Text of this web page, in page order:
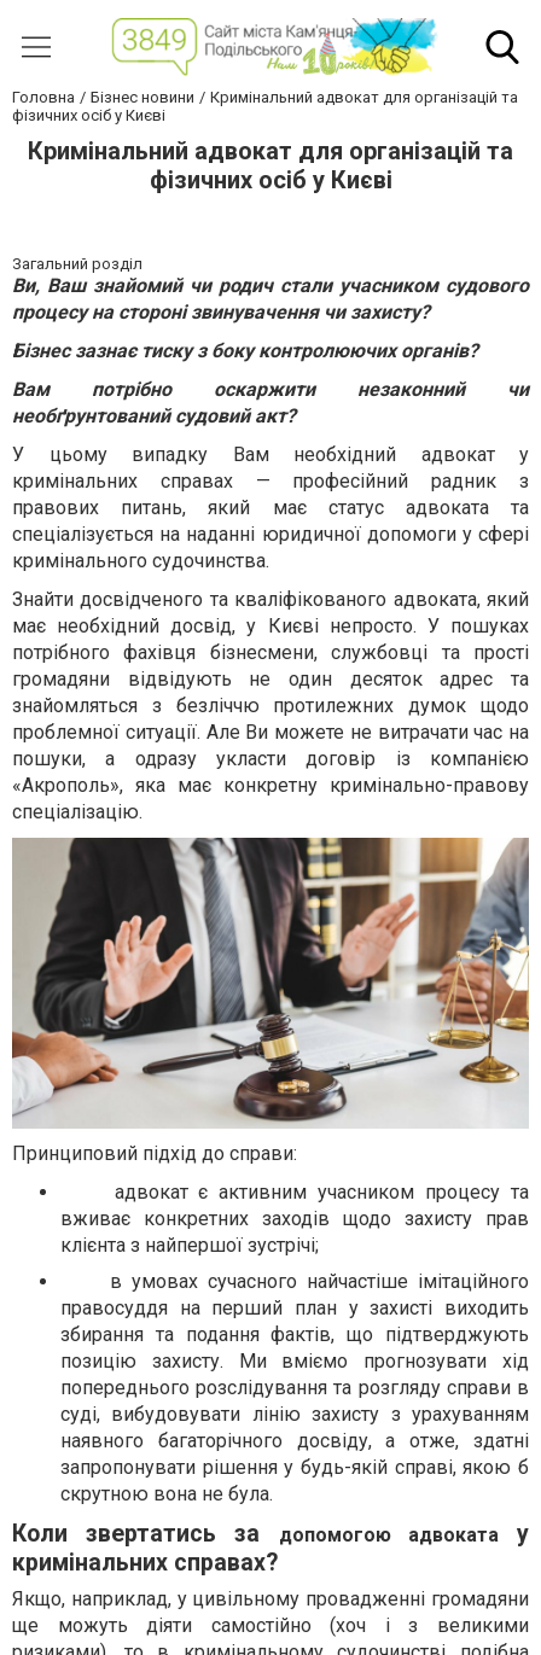
Головна Бізнес новини
Кримінальний адвокат для організацій та
фізичних осіб у Києві
Кримінальний адвокат для організацій та
фізичних осіб у Києві
Загальний розділ
Ви, Ваш знайомий чи родич стали учасником судового
процесу на стороні звинувачення чи захисту?
Бізнес зазнає тиску з боку контролюючих органів?
Вам потрібно оскаржити незаконний чи
необґрунтований судовий акт?
У цьому випадку Вам необхідний адвокат у
кримінальних справах — професійний радник з
правових питань, який має статус адвоката та
спеціалізується на наданні юридичної допомоги у сфері
кримінального судочинства.
Знайти досвідченого та кваліфікованого адвоката, який
має необхідний досвід, у Києві непросто. У пошуках
потрібного фахівця бізнесмени, службовці та прості
громадяни відвідують не один десяток адрес та
знайомляться з безліччю протилежних думок щодо
проблемної ситуації. Але Ви можете не витрачати час на
пошуки, а одразу укласти договір із компанією
«Акрополь», яка має конкретну кримінально-правову
спеціалізацію.
Принциповий підхід до справи:
адвокат є активним учасником процесу та
вживає конкретних заходів щодо захисту прав
клієнта з найпершої зустрічі;
в умовах сучасного найчастіше імітаційного
правосуддя на перший план у захисті виходить
збирання та подання фактів, що підтверджують
позицію захисту. Ми вміємо прогнозувати хід
попереднього розслідування та розгляду справи в
суді, вибудовувати лінію захисту з урахуванням
наявного багаторічного досвіду, а отже, здатні
запропонувати рішення у будь-якій справі, якою б
скрутною вона не була.
Коли звертатись за допомогою адвокатау
кримінальних справах?
Якщо, наприклад, у цивільному провадженні громадяни
ще можуть діяти самостійно (хоч і з великими